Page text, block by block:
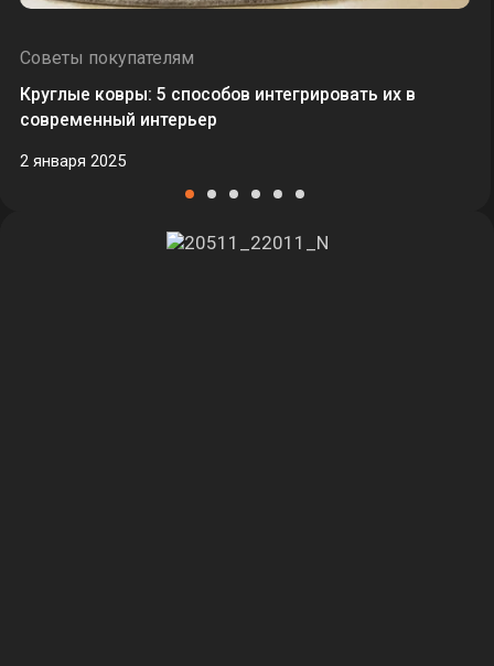
Советы покупателям
2 января 2025
Круглые ковры: 5 способов интегрировать их в
современный интерьер